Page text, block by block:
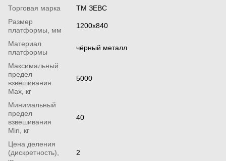
Торговая марка
ТМ ЗЕВС
Размер
платформы, мм
1200х840
Материал
платформы
чёрный металл
Максимальный
предел
взвешивания
Мах, кг
5000
Минимальный
предел
взвешивания
Min, кг
40
Цена деления
(дискретность),
2